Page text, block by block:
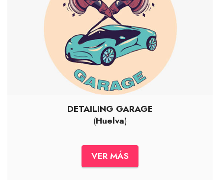
DETAILING GARAGE
(Huelva)
VER MÁS